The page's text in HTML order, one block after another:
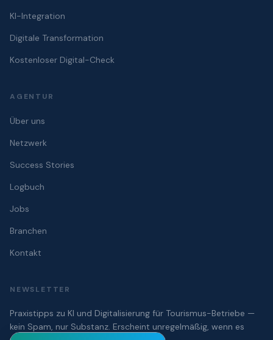
KI-Integration
Digitale Transformation
Kostenloser Digital-Check
AGENTUR
Über uns
Netzwerk
Success Stories
Logbuch
Jobs
Branchen
Kontakt
NEWSLETTER
Praxistipps zu KI und Digitalisierung für Tourismus-Betriebe —
kein Spam, nur Substanz. Erscheint unregelmäßig, wenn es